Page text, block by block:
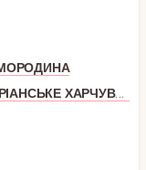
ХАРЧУВАННЯ